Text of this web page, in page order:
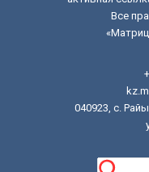
Все
040923, с.